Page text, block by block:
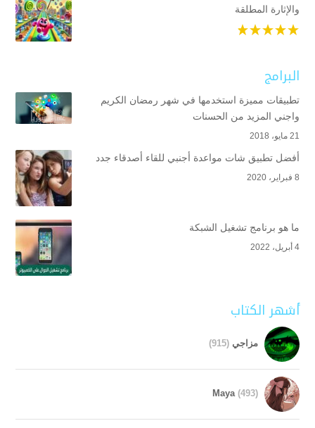
والإثارة المطلقة
البرامج
تطبيقات مميزة استخدمها في شهر رمضان الكريم
واجني المزيد من الحسنات
21 مايو، 2018
أفضل تطبيق شات مواعدة أجنبي للقاء أصدقاء جدد
8 فبراير، 2020
ما هو برنامج تشغيل الشبكة
4 أبريل، 2022
أشهر الكتاب
مزاجي (915)
Maya (493)